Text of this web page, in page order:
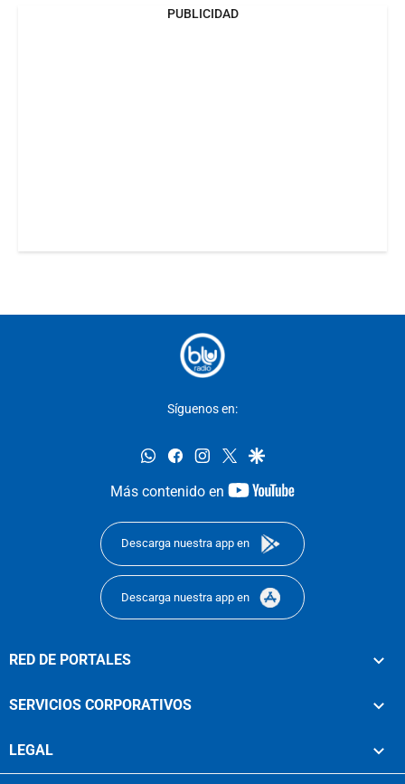
PUBLICIDAD
Síguenos en:
whatsappfacebookinstagram
twittergoogle
Más contenido en
youtube-
Descarga nuestra app en
Descarga nuestra app en
RED DE PORTALES
SERVICIOS CORPORATIVOS
LEGAL